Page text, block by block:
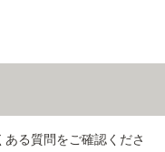
る質問をご確認くださ